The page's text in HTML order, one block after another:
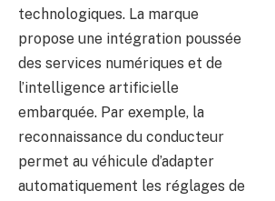
technologiques. La marque
propose une intégration poussée
des services numériques et de
l’intelligence artificielle
embarquée. Par exemple, la
reconnaissance du conducteur
permet au véhicule d’adapter
automatiquement les réglages de